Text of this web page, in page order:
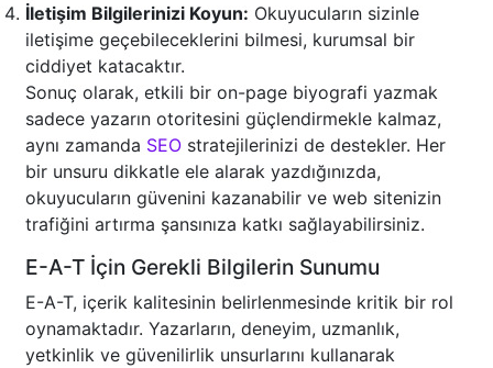
İletişim Bilgilerinizi Koyun: Okuyucuların sizinle
iletişime geçebileceklerini bilmesi, kurumsal bir
ciddiyet katacaktır.
Sonuç olarak, etkili bir on-page biyografi yazmak
sadece yazarın otoritesini güçlendirmekle kalmaz,
aynı zamanda SEO stratejilerinizi de destekler. Her
bir unsuru dikkatle ele alarak yazdığınızda,
okuyucuların güvenini kazanabilir ve web sitenizin
trafiğini artırma şansınıza katkı sağlayabilirsiniz.
E-A-T İçin Gerekli Bilgilerin Sunumu
E-A-T, içerik kalitesinin belirlenmesinde kritik bir rol
oynamaktadır. Yazarların, deneyim, uzmanlık,
yetkinlik ve güvenilirlik unsurlarını kullanarak